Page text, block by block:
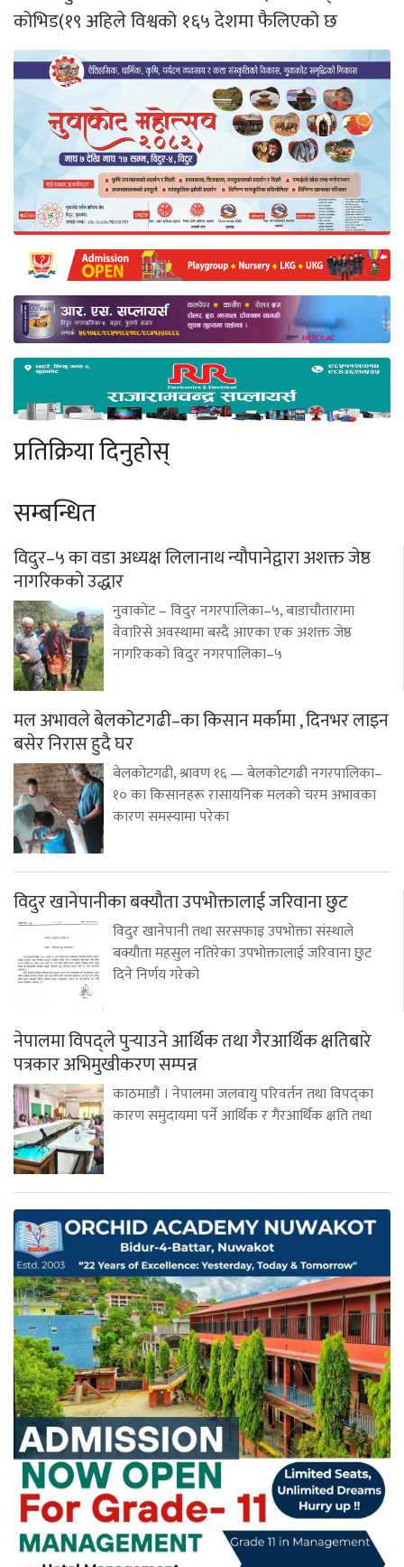
कोभिड(१९ अहिले विश्वको १६५ देशमा फैलिएको छ
प्रतिक्रिया दिनुहोस्
सम्बन्धित
विदुर–५ का वडा अध्यक्ष लिलानाथ न्यौपानेद्वारा अशक्त जेष्ठ
नागरिकको उद्धार
नुवाकोट – विदुर नगरपालिका–५, बाडाचौतारामा
वेवारिसे अवस्थामा बस्दै आएका एक अशक्त जेष्ठ
नागरिकको विदुर नगरपालिका–५
मल अभावले बेलकोटगढी–का किसान मर्कामा , दिनभर लाइन
बसेर निरास हुदै घर
बेलकोटगढी, श्रावण १६ — बेलकोटगढी नगरपालिका–
१० का किसानहरू रासायनिक मलको चरम अभावका
कारण समस्यामा परेका
विदुर खानेपानीका बक्यौता उपभोक्तालाई जरिवाना छुट
विदुर खानेपानी तथा सरसफाइ उपभोक्ता संस्थाले
बक्यौता महसुल नतिरेका उपभोक्तालाई जरिवाना छुट
दिने निर्णय गरेको
नेपालमा विपद्ले पुर्‍याउने आर्थिक तथा गैरआर्थिक क्षतिबारे
पत्रकार अभिमुखीकरण सम्पन्न
काठमाडौं । नेपालमा जलवायु परिवर्तन तथा विपद्का
कारण समुदायमा पर्ने आर्थिक र गैरआर्थिक क्षति तथा